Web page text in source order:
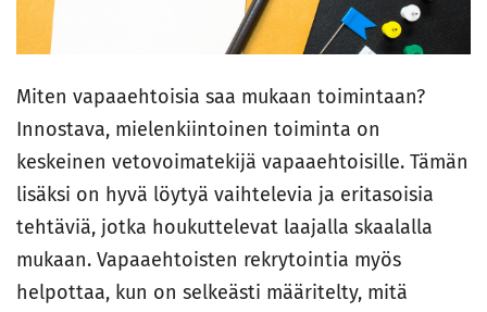
Miten vapaaehtoisia saa mukaan toimintaan?
Innostava, mielenkiintoinen toiminta on
keskeinen vetovoimatekijä vapaaehtoisille. Tämän
lisäksi on hyvä löytyä vaihtelevia ja eritasoisia
tehtäviä, jotka houkuttelevat laajalla skaalalla
mukaan. Vapaaehtoisten rekrytointia myös
helpottaa, kun on selkeästi määritelty, mitä